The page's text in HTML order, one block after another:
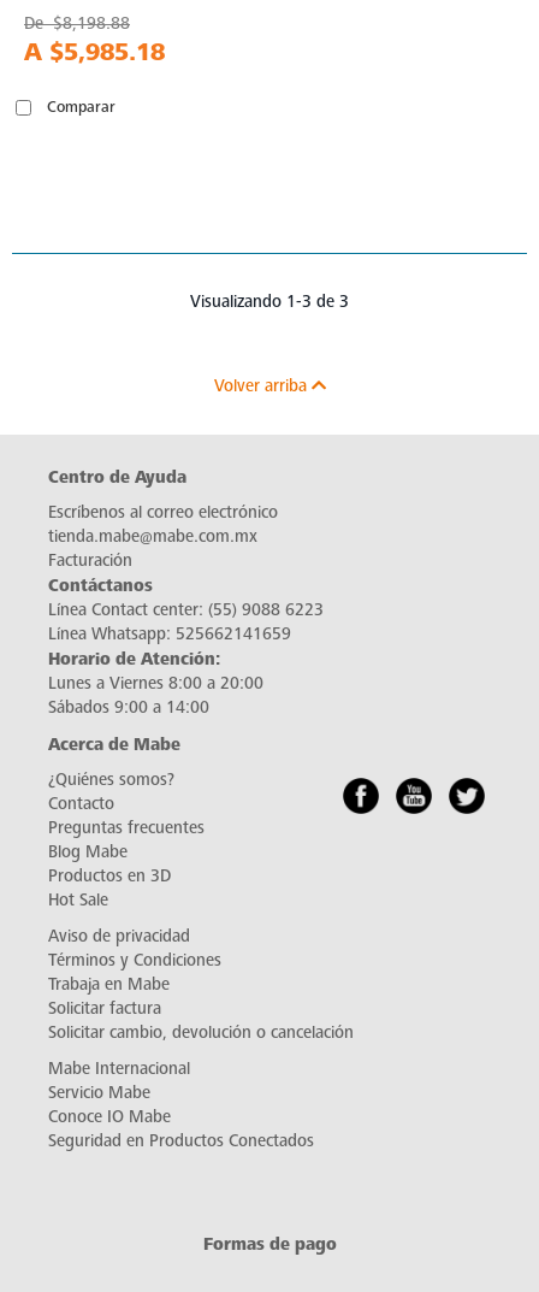
De$8,198.88
A $5,985.18
Comparar
Visualizando 1-3 de 3
Volver arriba
Centro de Ayuda
Escríbenos al correo electrónico
tienda.mabe@mabe.com.mx
Facturación
Contáctanos
Línea Contact center: (55) 9088 6223
Línea Whatsapp: 525662141659
Horario de Atención:
Lunes a Viernes 8:00 a 20:00
Sábados 9:00 a 14:00
Acerca de Mabe
¿Quiénes somos?
Contacto
Preguntas frecuentes
Blog Mabe
Productos en 3D
Hot Sale
Aviso de privacidad
Términos y Condiciones
Trabaja en Mabe
Solicitar factura
Solicitar cambio, devolución o cancelación
Mabe Internacional
Servicio Mabe
Conoce IO Mabe
Seguridad en Productos Conectados
Formas de pago